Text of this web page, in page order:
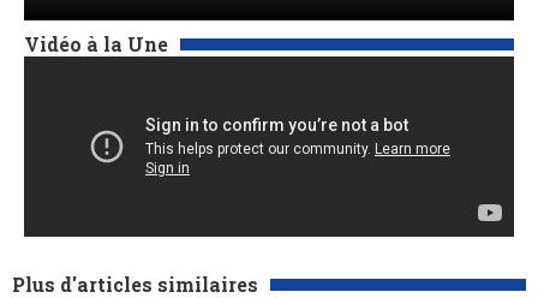
Vidéo à la Une
Plus d'articles similaires